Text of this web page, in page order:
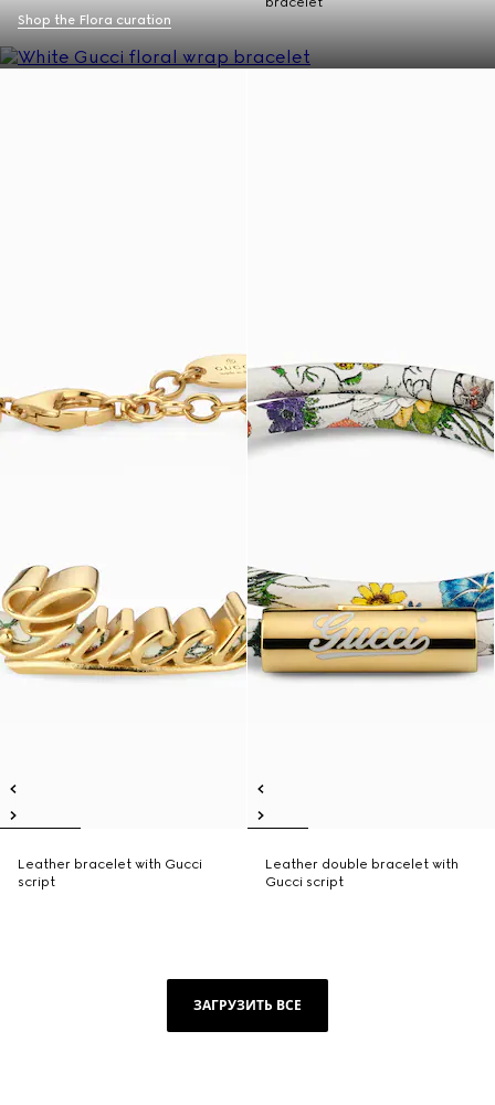
Shop the Flora curation
Leather bracelet with Gucci
script
Leather double bracelet with
Gucci script
ЗАГРУЗИТЬ ВСЕ